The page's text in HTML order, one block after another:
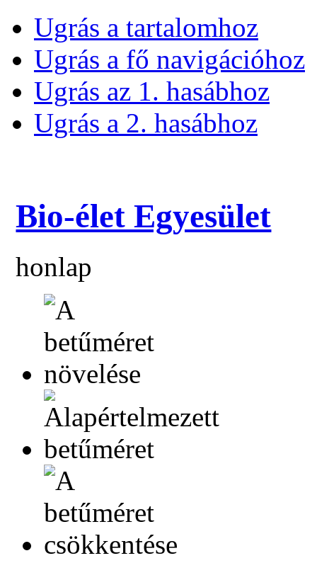
Ugrás a tartalomhoz
Ugrás a fő navigációhoz
Ugrás az 1. hasábhoz
Ugrás a 2. hasábhoz
Bio-élet Egyesület
honlap